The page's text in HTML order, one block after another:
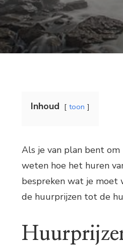
Inhoud toon
Als je van plan bent
weten hoe het huren
bespreken wat je moet
de huurprijzen tot de